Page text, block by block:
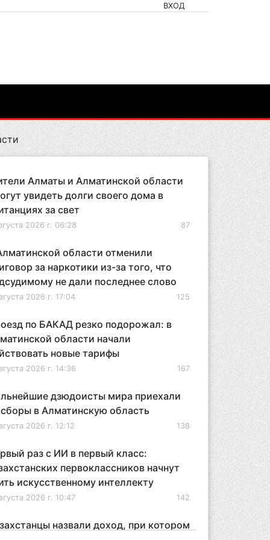
ВХОД
Алматы и Алматинской области
увидеть долги своего дома в
за свет
2026 г. 06:28 87
области отменили
за наркотики из-за того, что
не дали последнее слово
2026 г. 17:04 125
по БАКАД резко подорожал: в
области начали
новые тарифы
2026 г. 14:36 167
дзюдоисты мира приехали
сборы в Алматинскую область
2026 г. 12:12 138
раз с ИИ в первый класс:
первоклассников начнут
искусственному интеллекту
2026 г. 10:47 142
назвали доход, при котором